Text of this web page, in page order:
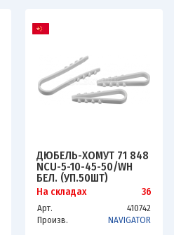
ДЮБЕЛЬ-ХОМУТ 71 848
NCU-5-10-45-50/WH
БЕЛ. (УП.50ШТ)
NAVIGATOR 19559
На складах 36
Арт.
410742
Произв.
NAVIGATOR